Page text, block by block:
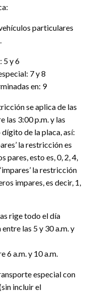
particulares
5 y 6
7 y 8
en: 9
se aplica de las
las 3:00 p.m. y las
de la placa, así:
la restricción es
pares, esto es, 0, 2, 4,
la restricción
impares, es decir, 1,
rige todo el día
las 5 y 30 a.m. y
6 a.m. y 10 a.m.
especial con
incluir el